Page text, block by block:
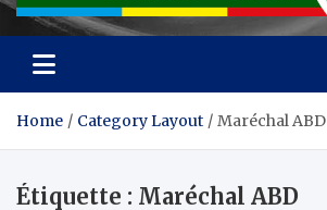
Home Category Layout Maréchal ABD
Étiquette : Maréchal ABD